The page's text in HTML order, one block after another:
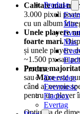
Produse
Mac
Mac
Produse
Evervideo
Evermusic
Flacbox
Evertag
Calitate mai
3.000 pixeli
cu un album
Unele playere
foarte mari.
și unele playere
~1.500 px sau
Pentru
sauMareeste
când ai nevoie
pentru un player
Opțiunea de